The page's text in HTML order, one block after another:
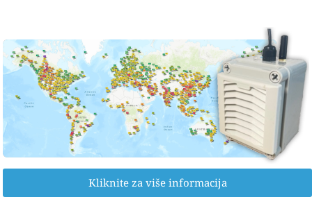
Kliknite za više informacija